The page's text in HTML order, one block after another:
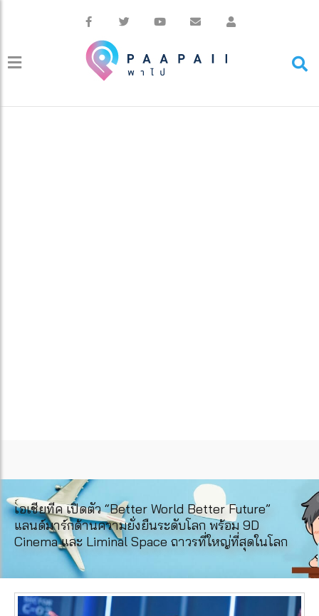
เอเชียทีค เปิดตัว “Better World Better Future”
แลนด์มาร์กด้านความยั่งยืนระดับโลก พร้อม 9D
Cinema และ Liminal Space ถาวรที่ใหญ่ที่สุดในโลก